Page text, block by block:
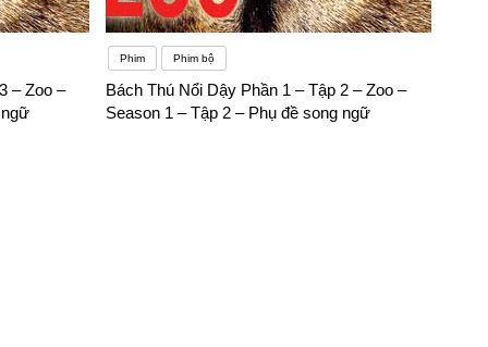
– Zoo –
Phim Phim bộ
Bách Thú Nổi Dậy Phần 1 – Tập 2 – Zoo –
Season 1 – Tập 2 – Phụ đề song ngữ